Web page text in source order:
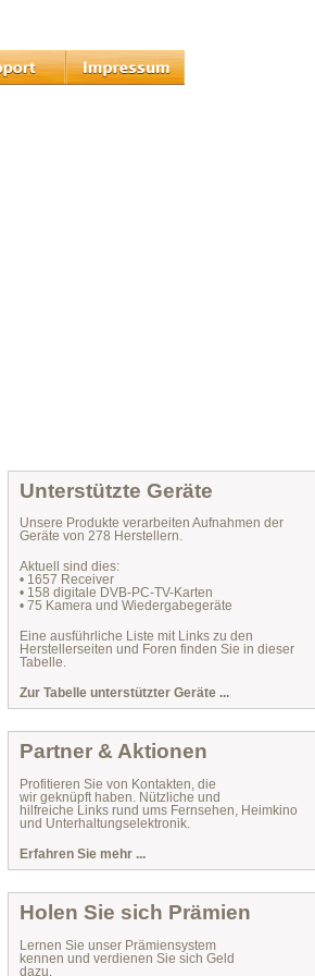
Unterstützte Geräte
Unsere Produkte verarbeiten Aufnahmen der
Geräte von 278 Herstellern.
Aktuell sind dies:
• 1657 Receiver
• 158 digitale DVB-PC-TV-Karten
• 75 Kamera und Wiedergabegeräte
Eine ausführliche Liste mit Links zu den
Herstellerseiten und Foren finden Sie in dieser
Tabelle.
Zur Tabelle unterstützter Geräte ...
Partner & Aktionen
Profitieren Sie von Kontakten, die
wir geknüpft haben. Nützliche und
hilfreiche Links rund ums Fernsehen, Heimkino
und Unterhaltungselektronik.
Erfahren Sie mehr ...
Holen Sie sich Prämien
Lernen Sie unser Prämiensystem
kennen und verdienen Sie sich Geld
dazu.